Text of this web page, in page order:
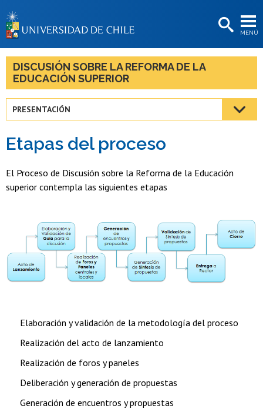
MENÚ
BIBLIOTECAS
LA UNIVERSIDAD
Postulantes
Funcionarias/os
DISCUSIÓN SOBRE LA REFORMA DE LA
EDUCACIÓN SUPERIOR
PRESENTACIÓN
Etapas del proceso
El Proceso de Discusión sobre la Reforma de la Educación
superior contempla las siguientes etapas
Elaboración y validación de la metodología del proceso
Realización del acto de lanzamiento
Realización de foros y paneles
Deliberación y generación de propuestas
Generación de encuentros y propuestas